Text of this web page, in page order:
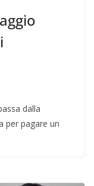
dalla
per pagare un